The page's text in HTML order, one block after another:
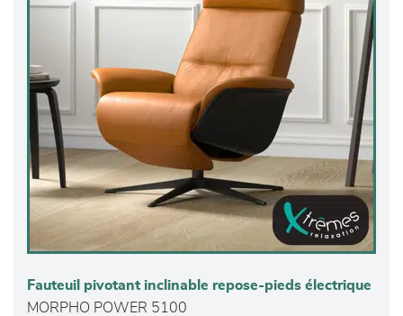
Fauteuil pivotant inclinable repose-pieds électrique
MORPHO POWER 5100